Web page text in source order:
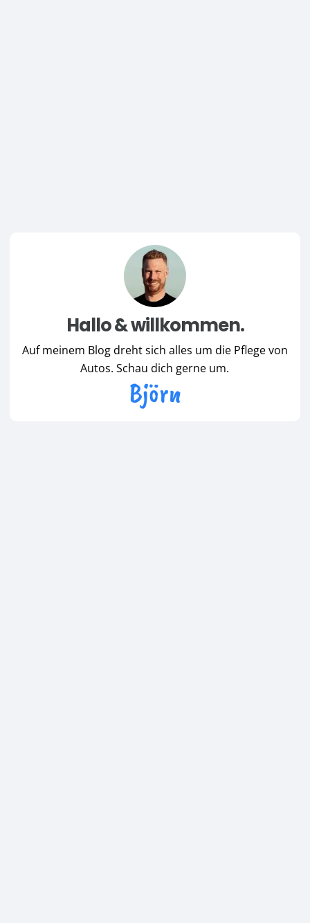
Hallo & willkommen.
Auf meinem Blog dreht sich alles um die Pflege von
Autos. Schau dich gerne um.